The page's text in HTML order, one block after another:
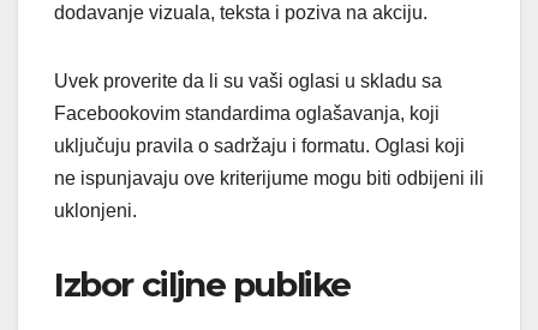
dodavanje vizuala, teksta i poziva na akciju.
Uvek proverite da li su vaši oglasi u skladu sa
Facebookovim standardima oglašavanja, koji
uključuju pravila o sadržaju i formatu. Oglasi koji
ne ispunjavaju ove kriterijume mogu biti odbijeni ili
uklonjeni.
Izbor ciljne publike